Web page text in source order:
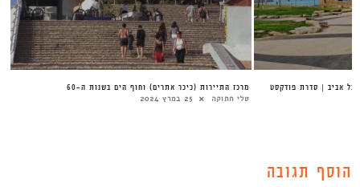
מרכז התיירות (כיכר אתרים) וחוף הים בשנות ה-60
טלי חתוקה 25 במרץ 2024
תל אביב | סדרת פודקסט
הוסף תגובה